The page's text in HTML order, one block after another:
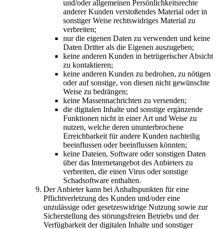
und/oder allgemeinen Persönlichkeitsrechte
anderer Kunden verstoßendes Material oder in
sonstiger Weise rechtswidriges Material zu
verbreiten;
nur die eigenen Daten zu verwenden und keine
Daten Dritter als die Eigenen auszugeben;
keine anderen Kunden in betrügerischer Absicht
zu kontaktieren;
keine anderen Kunden zu bedrohen, zu nötigen
oder auf sonstige, von diesen nicht gewünschte
Weise zu bedrängen;
keine Massennachrichten zu versenden;
die digitalen Inhalte und sonstige ergänzende
Funktionen nicht in einer Art und Weise zu
nutzen, welche deren ununterbrochene
Erreichbarkeit für andere Kunden nachteilig
beeinflussen oder beeinflussen könnten;
keine Dateien, Software oder sonstigen Daten
über das Internetangebot des Anbieters zu
verbreiten, die einen Virus oder sonstige
Schadsoftware enthalten.
Der Anbieter kann bei Anhaltspunkten für eine
Pflichtverletzung des Kunden und/oder eine
unzulässige oder gesetzeswidrige Nutzung sowie zur
Sicherstellung des störungsfreien Betriebs und der
Verfügbarkeit der digitalen Inhalte und sonstiger